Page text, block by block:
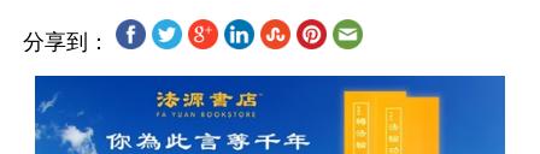
分享到：